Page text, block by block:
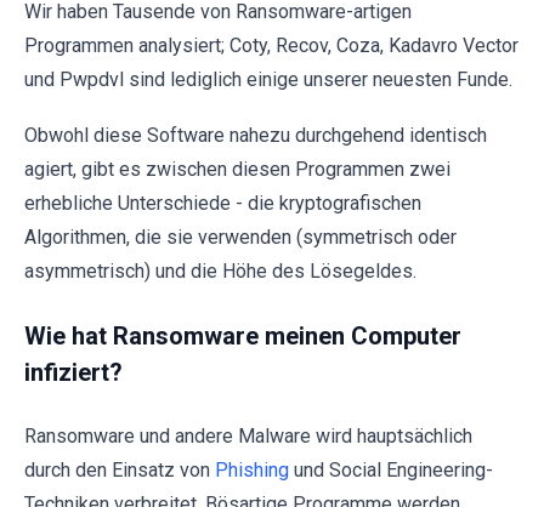
Wir haben Tausende von Ransomware-artigen
Programmen analysiert; Coty, Recov, Coza, Kadavro Vector
und Pwpdvl sind lediglich einige unserer neuesten Funde.
Obwohl diese Software nahezu durchgehend identisch
agiert, gibt es zwischen diesen Programmen zwei
erhebliche Unterschiede - die kryptografischen
Algorithmen, die sie verwenden (symmetrisch oder
asymmetrisch) und die Höhe des Lösegeldes.
Wie hat Ransomware meinen Computer
infiziert?
Ransomware und andere Malware wird hauptsächlich
durch den Einsatz von Phishing und Social Engineering-